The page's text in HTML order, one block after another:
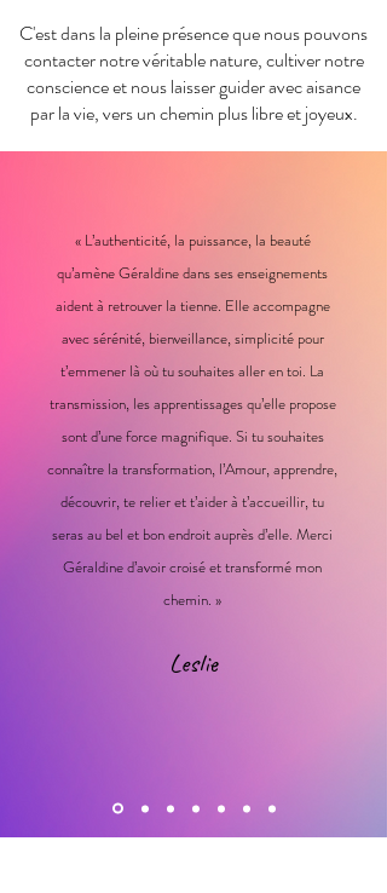
C'est dans la pleine présence que nous pouvons
contacter notre véritable nature, cultiver notre
conscience et nous laisser guider avec aisance
par la vie, vers un chemin plus libre et joyeux.
« L’authenticité, la puissance, la beauté
qu’amène Géraldine dans ses enseignements
aident à retrouver la tienne. Elle accompagne
avec sérénité, bienveillance, simplicité pour
t’emmener là où tu souhaites aller en toi. La
transmission, les apprentissages qu’elle propose
sont d’une force magnifique. Si tu souhaites
connaître la transformation, l’Amour, apprendre,
découvrir, te relier et t’aider à t’accueillir, tu
seras au bel et bon endroit auprès d’elle. Merci
Géraldine d’avoir croisé et transformé mon
chemin. »
Leslie